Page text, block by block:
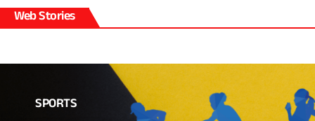
Web Stories
SPORTS